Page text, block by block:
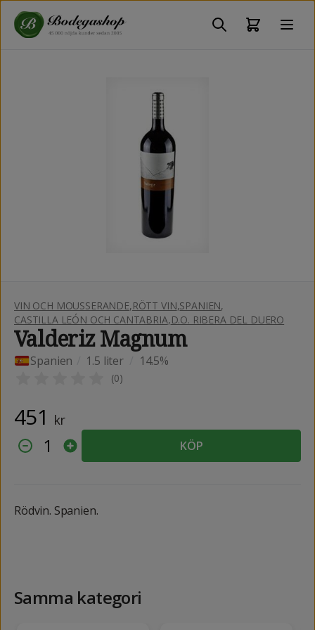
VIN OCH MOUSSERANDE,RÖTT VIN,SPANIEN,
CASTILLA LEÓN OCH CANTABRIA,D.O. RIBERA DEL DUERO
Valderiz Magnum
Spanien 1.5 liter 14.5%
(0)
451 kr
1 KÖP
Rödvin. Spanien.
Samma kategori